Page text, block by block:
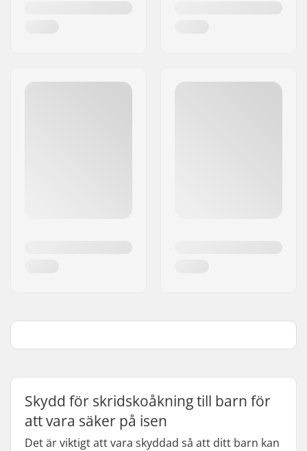
Skydd för skridskoåkning till barn för
att vara säker på isen
Det är viktigt att vara skyddad så att ditt barn kan